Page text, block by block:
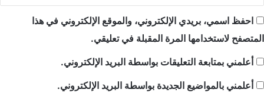
احفظ اسمي، بريدي الإلكتروني، والموقع الإلكتروني في هذا
المتصفح لاستخدامها المرة المقبلة في تعليقي.
أعلمني بمتابعة التعليقات بواسطة البريد الإلكتروني.
أعلمني بالمواضيع الجديدة بواسطة البريد الإلكتروني.